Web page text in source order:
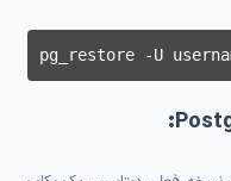
pg_restore -U